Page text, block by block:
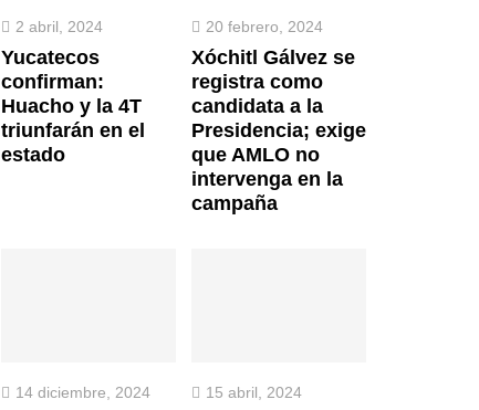
2 abril, 2024
Yucatecos
confirman:
Huacho y la 4T
triunfarán en el
estado
20 febrero, 2024
Xóchitl Gálvez se
registra como
candidata a la
Presidencia; exige
que AMLO no
intervenga en la
campaña
14 diciembre, 2024 15 abril, 2024